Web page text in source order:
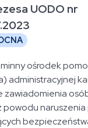
UODO nr
ośrodek
administracyjnej
zawiadomienia
powodu